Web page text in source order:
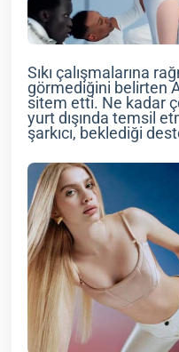
Sıkı çalışmalarına
görmediğini belirten
sitem etti. Ne kadar
yurt dışında temsil
şarkıcı, beklediği